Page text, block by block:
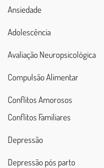
Ansiedade
Adolescência
Avaliação Neuropsicológica
Compulsão Alimentar
Conflitos Amorosos
Conflitos Familiares
Depressão
Depressão pós parto